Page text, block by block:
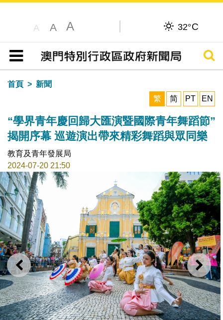
A A A 32°C
目錄
搜尋
首頁
新聞
繁
简 PT EN
“學界青年慶回歸大匯演暨國際青年舞蹈節”
揭開序幕 巡遊演出帶來精彩舞蹈與眾同樂
教育及青年發展局
2024-07-20 21:50
上一則 下一